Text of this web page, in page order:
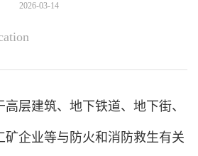
2026-03-14
层建筑、地下铁道、地下街、
矿企业等与防火和消防救生有关